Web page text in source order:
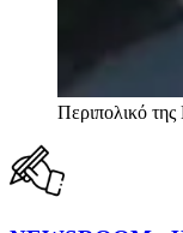
Περιπολικό